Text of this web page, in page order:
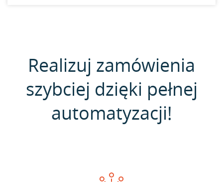
Realizuj zamówienia
szybciej dzięki pełnej
automatyzacji!